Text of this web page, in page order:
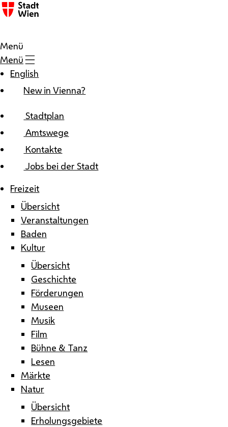
Zum Inhalt
Menü
Menü
English
New in Vienna?
Stadtplan
Amtswege
Kontakte
Jobs bei der Stadt
Freizeit
Übersicht
Veranstaltungen
Baden
Kultur
Übersicht
Geschichte
Förderungen
Museen
Musik
Film
Bühne & Tanz
Lesen
Märkte
Natur
Übersicht
Erholungsgebiete